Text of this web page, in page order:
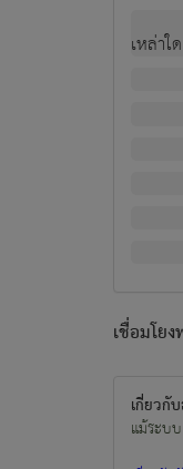
เหล่า
เชื่อมโย
เกี่ยวกั
แม้ระบ